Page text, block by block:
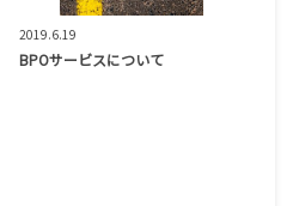
2019.6.19
BPOサービスについて